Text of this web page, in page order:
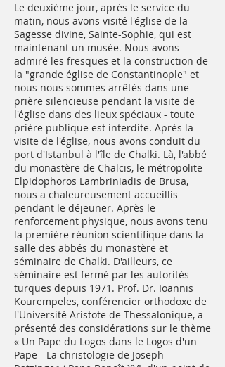
Le deuxième jour, après le service du
matin, nous avons visité l'église de la
Sagesse divine, Sainte-Sophie, qui est
maintenant un musée. Nous avons
admiré les fresques et la construction de
la "grande église de Constantinople" et
nous nous sommes arrêtés dans une
prière silencieuse pendant la visite de
l'église dans des lieux spéciaux - toute
prière publique est interdite. Après la
visite de l'église, nous avons conduit du
port d'Istanbul à l'île de Chalki. Là, l'abbé
du monastère de Chalcis, le métropolite
Elpidophoros Lambriniadis de Brusa,
nous a chaleureusement accueillis
pendant le déjeuner. Après le
renforcement physique, nous avons tenu
la première réunion scientifique dans la
salle des abbés du monastère et
séminaire de Chalki. D'ailleurs, ce
séminaire est fermé par les autorités
turques depuis 1971. Prof. Dr. Ioannis
Kourempeles, conférencier orthodoxe de
l'Université Aristote de Thessalonique, a
présenté des considérations sur le thème
« Un Pape du Logos dans le Logos d'un
Pape - La christologie de Joseph